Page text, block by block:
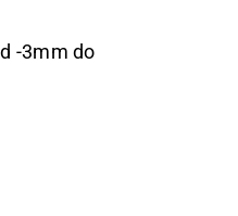
-3mm do